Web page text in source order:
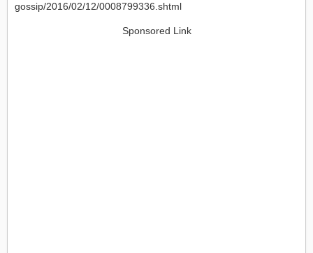
gossip/2016/02/12/0008799336.shtml
Sponsored Link